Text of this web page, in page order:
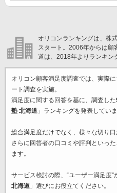
オリコンランキングは、株
スタート。2006年からは顧
道は、2018年よりランキン
オリコン顧客満足度調査では、実際
ート調査を実施。
満足度に関する回答を基に、調査した
塾 北海道」ランキングを発表していま
総合満足度だけでなく、様々な切り口
さらに回答者の口コミや評判といっ
ます。
サービス検討の際、“ユーザー満足度”
北海道」選びにお役立てください。